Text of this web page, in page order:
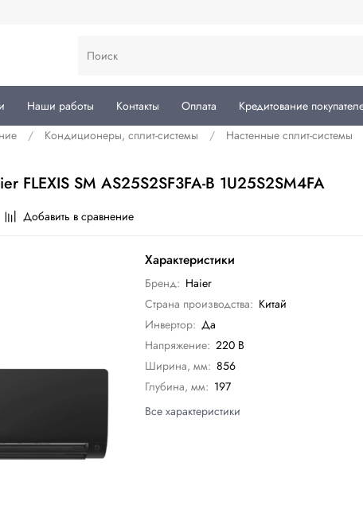
Наши работы Контакты Оплата Кредитование
Кондиционеры, сплит-системы Настенные сплит-системы
FLEXIS SM AS25S2SF3FA-B 1U25S2SM4FA
Добавить в сравнение
Характеристики
Бренд: Haier
Страна производства: Китай
Инвертор: Да
Напряжение: 220 В
Ширина, мм: 856
Глубина, мм: 197
Все характеристики